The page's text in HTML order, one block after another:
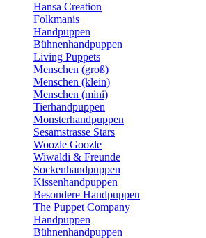
Hansa Creation
Folkmanis
Handpuppen
Bühnenhandpuppen
Living Puppets
Menschen (groß)
Menschen (klein)
Menschen (mini)
Tierhandpuppen
Monsterhandpuppen
Sesamstrasse Stars
Woozle Goozle
Wiwaldi & Freunde
Sockenhandpuppen
Kissenhandpuppen
Besondere Handpuppen
The Puppet Company
Handpuppen
Bühnenhandpuppen